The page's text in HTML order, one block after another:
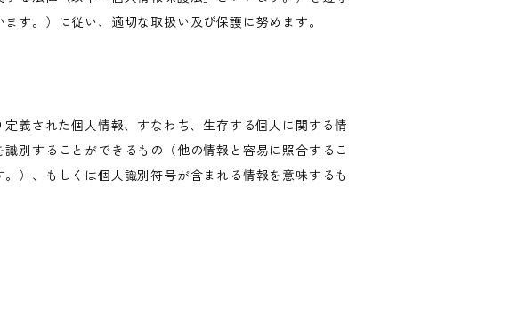
す。）に従い、適切な取扱い及び保護に努めます。
義された個人情報、すなわち、生存する個人に関する情
別することができるもの（他の情報と容易に照合するこ
）、もしくは個人識別符号が含まれる情報を意味するも